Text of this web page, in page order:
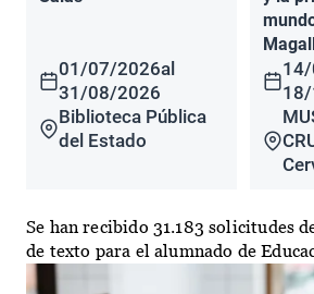
01/07/2026al
31/08/2026
Biblioteca Pública
del Estado
Se han recibido 31.183 solicitudes
de texto para el alumnado de